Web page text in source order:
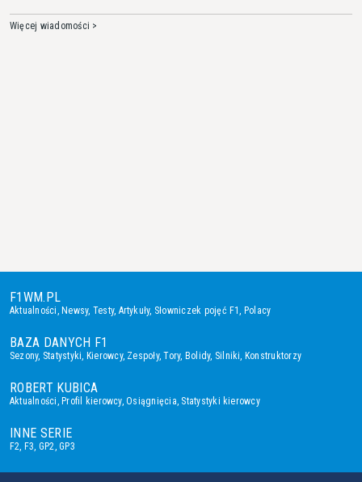
Więcej wiadomości >
F1WM.PL
Aktualności, Newsy, Testy, Artykuły, Słowniczek pojęć F1, Polacy
BAZA DANYCH F1
Sezony, Statystyki, Kierowcy, Zespoły,Tory, Bolidy, Silniki, Konstruktorzy
ROBERT KUBICA
Aktualności, Profil kierowcy,Osiągnięcia, Statystyki kierowcy
INNE SERIE
F2, F3, GP2,GP3